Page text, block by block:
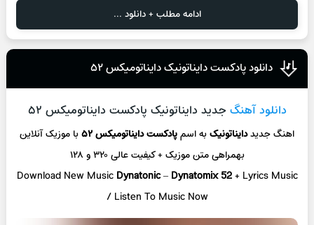
ادامه مطلب + دانلود ...
دانلود پادکست دایناتونیک دایناتومیکس ۵۲
دانلود آهنگ جدید دایناتونیک پادکست دایناتومیکس ۵۲
اهنگ جدیددایناتونیکبه اسمپادکست دایناتومیکس ۵۲
با موزیک آنلاین
بهمراهی متن موزیک + کیفیت عالی ۳۲۰ و ۱۲۸
Download New Music Dynatonic–Dynatomix 52+ Lyrics Music
/ Listen To Music Now